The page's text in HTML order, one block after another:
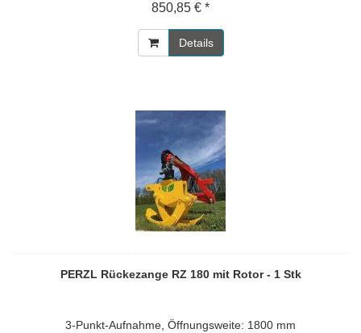
850,85 € *
Details
PERZL Rückezange RZ 180 mit Rotor - 1 Stk
3-Punkt-Aufnahme, Öffnungsweite: 1800 mm